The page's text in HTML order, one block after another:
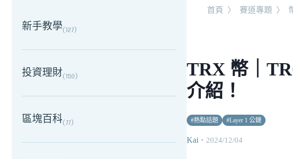
NEW EVENT
新手教學(127)
投資理財(150)
區塊百科(77)
首頁 〉 賽道專題 〉
TRX 幣｜
介紹！
#熱點話題 #Layer 1 公鏈
Kai ・ 2024/12/04